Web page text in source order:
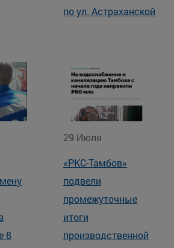
по ул. Астраханской
8
29 Июля
«РКС-Тамбов»
подвели
промежуточные
итоги
производственной